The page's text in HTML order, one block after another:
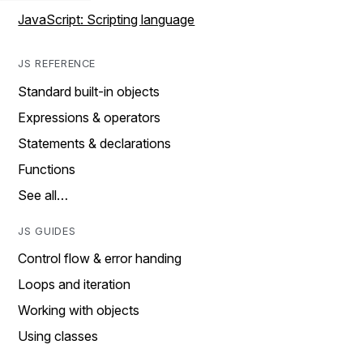
JavaScript: Scripting language
JS REFERENCE
Standard built-in objects
Expressions & operators
Statements & declarations
Functions
See all…
JS GUIDES
Control flow & error handing
Loops and iteration
Working with objects
Using classes